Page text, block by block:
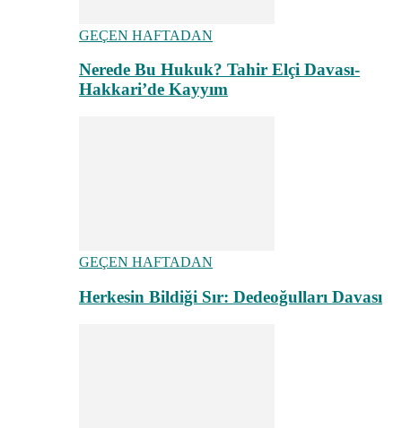
GEÇEN HAFTADAN
Nerede Bu Hukuk? Tahir Elçi Davası-
Hakkari’de Kayyım
GEÇEN HAFTADAN
Herkesin Bildiği Sır: Dedeoğulları Davası